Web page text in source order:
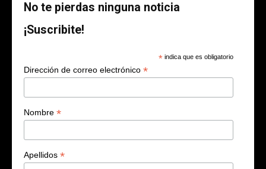
No te pierdas ninguna noticia
¡Suscribite!
* indica que es obligatorio
Dirección de correo electrónico *
Nombre *
Apellidos *